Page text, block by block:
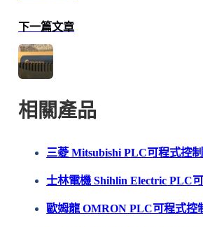
下一篇文章
相關產品
三菱 Mitsubishi PLC可程式控
士林電機 Shihlin Electric PLC
歐姆龍 OMRON PLC可程式控